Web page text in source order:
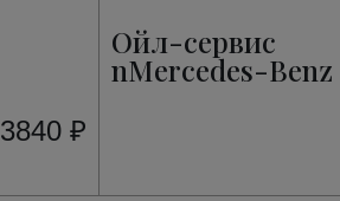
3840 ₽
Ойл-сервис
nMercedes-Benz